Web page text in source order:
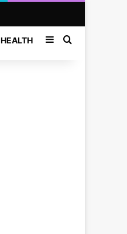
HEALTH SidebarSearch for